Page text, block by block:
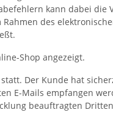
kann dabei die
des
Shop angezeigt.
Der Kunde hat
E-Mails empfangen
beauftragten